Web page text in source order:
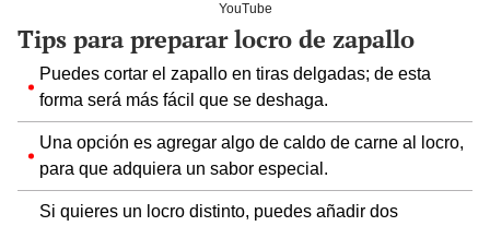
YouTube
Tips para preparar locro de zapallo
Puedes cortar el zapallo en tiras delgadas; de esta
forma será más fácil que se deshaga.
Una opción es agregar algo de caldo de carne al locro,
para que adquiera un sabor especial.
Si quieres un locro distinto, puedes añadir dos